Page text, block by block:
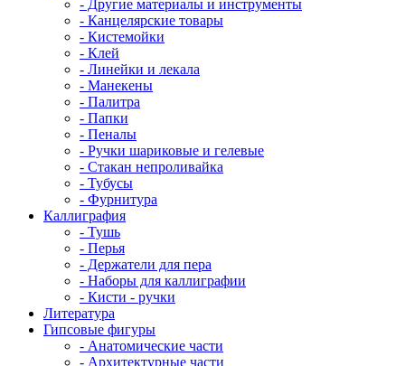
- Другие материалы и инструменты
- Канцелярские товары
- Кистемойки
- Клей
- Линейки и лекала
- Манекены
- Палитра
- Папки
- Пеналы
- Ручки шариковые и гелевые
- Стакан непроливайка
- Тубусы
- Фурнитура
Каллиграфия
- Тушь
- Перья
- Держатели для пера
- Наборы для каллиграфии
- Кисти - ручки
Литература
Гипсовые фигуры
- Анатомические части
- Архитектурные части